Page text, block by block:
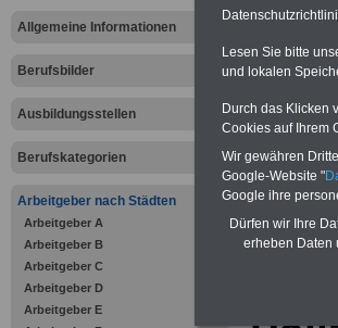
Allgemeine Informationen
Berufsbilder
Ausbildungsstellen
Berufskategorien
Arbeitgeber nach Städten
Arbeitgeber A
Arbeitgeber B
Arbeitgeber C
Arbeitgeber D
Arbeitgeber E
Lesen Sie bitte
und lokalen
Durch das Klicken
Cookies auf Ihrem
Wir gewähren
Google-Website "
Google ihre
Dürfen wir Ihre
erheben Daten